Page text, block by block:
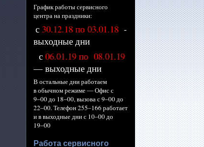
График работы сервисного
центрана праздники:
с 30.12.18 по 03.01.18 -
выходные дни
с 06.01.19 по 08.01.19
— выходные дни
В остальные дни работаем
в обычномрежиме —Офис с
9–00 до 18–00,вызова с9–00 до
22–00.Телефон255–166 работает
ив выходныедни с 10–00 до
19–00
Работа сервисного